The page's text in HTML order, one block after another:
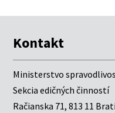
Kontakt
Ministerstvo
Sekcia edičných činností
Račianska 71, 813 11